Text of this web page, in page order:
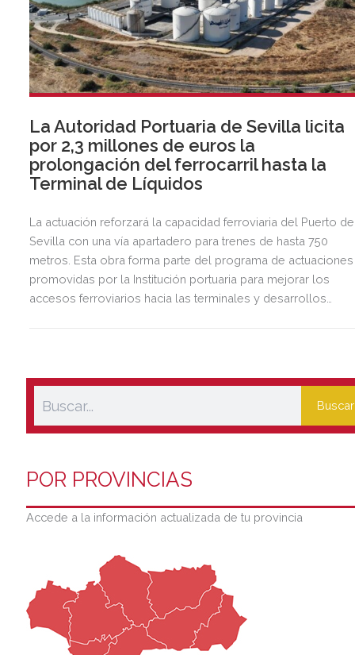
La Autoridad Portuaria de Sevilla licita
por 2,3 millones de euros la
prolongación del ferrocarril hasta la
Terminal de Líquidos
La actuación reforzará la capacidad ferroviaria del Puerto de
Sevilla con una vía apartadero para trenes de hasta 750
metros. Esta obra forma parte del programa de actuaciones
promovidas por la Institución portuaria para mejorar los
accesos ferroviarios hacia las terminales y desarrollos
Buscar
POR PROVINCIAS
Accede a la información actualizada de tu provincia